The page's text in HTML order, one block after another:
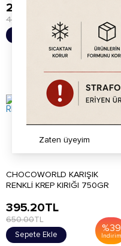
%38
İndirim
249.20
400.00
Sepete Ekle
CHOCOWORLD KARIŞIK
RENKLİ KREP KIRIĞI 750GR
%39
İndirim
395.20TL
650.00TL
Sepete Ekle
Zaten üyeyim